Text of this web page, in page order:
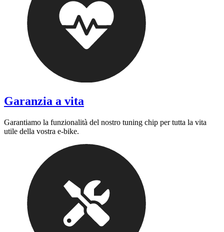
Garanzia a vita
Garantiamo la funzionalità del nostro tuning chip per tutta la vita
utile della vostra e-bike.